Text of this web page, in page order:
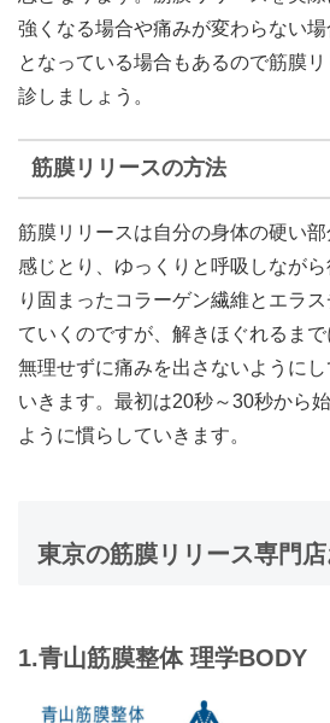
強くなる場合や痛みが変わらない
となっている場合もあるので筋膜
診しましょう。
筋膜リリースの方法
筋膜リリースは自分の身体の硬い
感じとり、ゆっくりと呼吸しなが
り固まったコラーゲン繊維とエラ
ていくのですが、解きほぐれるま
無理せずに痛みを出さないように
いきます。最初は20秒～30秒から
ように慣らしていきます。
東京の筋膜リリース専門店
1.青山筋膜整体 理学BODY